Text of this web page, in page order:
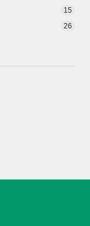
15
26